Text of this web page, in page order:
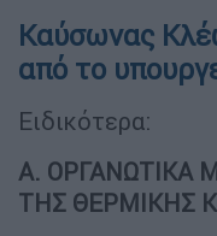
Καύσωνας
από το
Ειδικότερα:
Α. ΟΡΓΑΝΩΤΙΚΑ
ΤΗΣ ΘΕΡΜΙΚΗΣ